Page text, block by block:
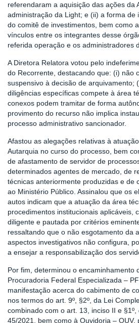
referendaram a aquisição das ações da
administração da Light; e (ii) a forma de
do comitê de investimentos, bem como
vínculos entre os integrantes desse
referida operação e os administradores
A Diretora Relatora votou pelo
do Recorrente, destacando que: (i) não
suspensivo à decisão de arquivamento;
diligências específicas compete à área
conexos podem tramitar de forma
provimento do recurso não implica
processo administrativo sancionador.
Afastou as alegações relativas à
Autarquia no curso do processo, bem
de afastamento de servidor de
determinados agentes de mercado, de
técnicas anteriormente produzidas e de
ao Ministério Público. Assinalou que os
autos indicam que a atuação da área
procedimentos institucionais aplicáveis,
diligente e pautada por critérios
ressaltando que o não esgotamento da
aspectos investigativos não configura,
a ensejar a responsabilização dos
Por fim, determinou o encaminhamento
Procuradoria Federal Especializada –
manifestação acerca do cabimento de
nos termos do art. 9º, §2º, da Lei
combinado com o art. 13, inciso II e §1º,
45/2021, bem como à Ouvidoria – OUV,